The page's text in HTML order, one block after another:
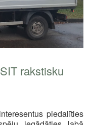
rakstisku
piedalīties